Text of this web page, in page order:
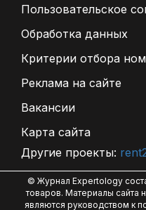
Пользовательское
Обработка данных
Критерии отбора
Реклама на сайте
Вакансии
Карта сайта
Другие проекты:
© Журнал Expertology
товаров. Материалы сайта
являются руководством к